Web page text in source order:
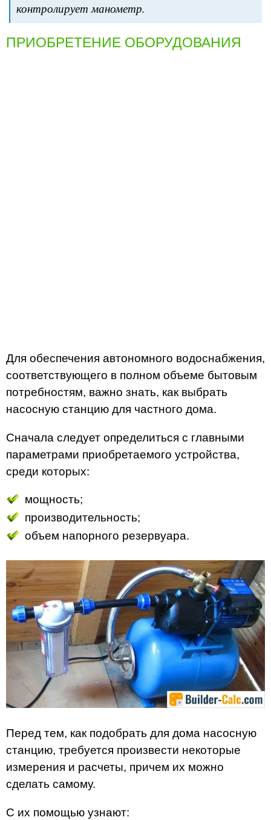
контролирует манометр.
ПРИОБРЕТЕНИЕ ОБОРУДОВАНИЯ
Для обеспечения автономного водоснабжения,
соответствующего в полном объеме бытовым
потребностям, важно знать, как выбрать
насосную станцию для частного дома.
Сначала следует определиться с главными
параметрами приобретаемого устройства,
среди которых:
мощность;
производительность;
объем напорного резервуара.
Перед тем, как подобрать для дома насосную
станцию, требуется произвести некоторые
измерения и расчеты, причем их можно
сделать самому.
С их помощью узнают: